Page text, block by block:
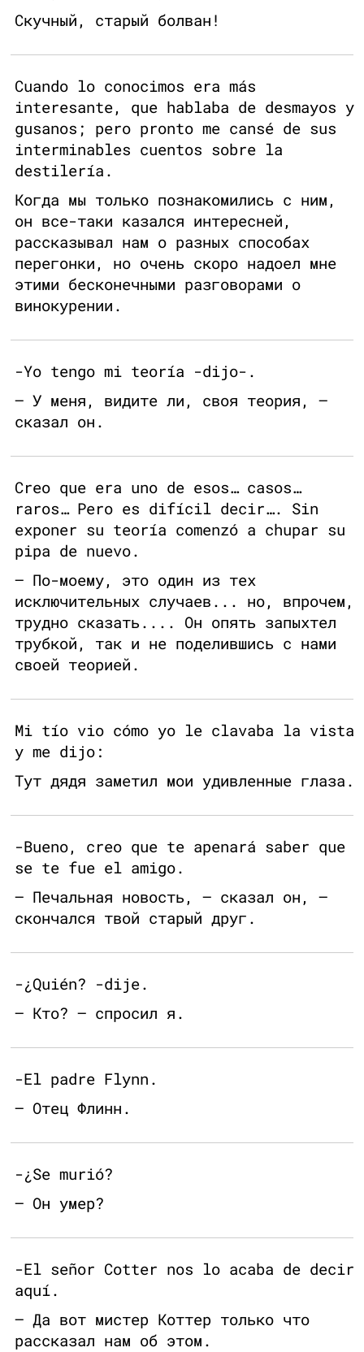
Скучный, старый болван!
Cuando lo conocimos era más
interesante, que hablaba de desmayos y
gusanos; pero pronto me cansé de sus
interminables cuentos sobre la
destilería.
Когда мы только познакомились с ним,
он все-таки казался интересней,
рассказывал нам о разных способах
перегонки, но очень скоро надоел мне
этими бесконечными разговорами о
винокурении.
-Yo tengo mi teoría -dijo-.
— У меня, видите ли, своя теория, —
сказал он.
Creo que era uno de esos… casos…
raros… Pero es difícil decir…. Sin
exponer su teoría comenzó a chupar su
pipa de nuevo.
— По-моему, это один из тех
исключительных случаев... но, впрочем,
трудно сказать.... Он опять запыхтел
трубкой, так и не поделившись с нами
своей теорией.
Mi tío vio cómo yo le clavaba la vista
y me dijo:
Тут дядя заметил мои удивленные глаза.
-Bueno, creo que te apenará saber que
se te fue el amigo.
— Печальная новость, — сказал он, —
скончался твой старый друг.
-¿Quién? -dije.
— Кто? — спросил я.
-El padre Flynn.
— Отец Флинн.
-¿Se murió?
— Он умер?
-El señor Cotter nos lo acaba de decir
aquí.
— Да вот мистер Коттер только что
рассказал нам об этом.